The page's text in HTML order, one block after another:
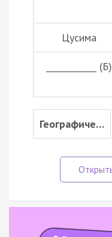
Цусима
____________ (Б)
Географиче…